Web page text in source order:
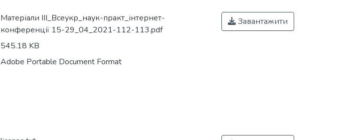
Матеріали IІI_Всеукр_наук-практ_інтернет-
конференції 15-29_04_2021-112-113.pdf
545.18 KB
Adobe Portable Document Format
Завантажити